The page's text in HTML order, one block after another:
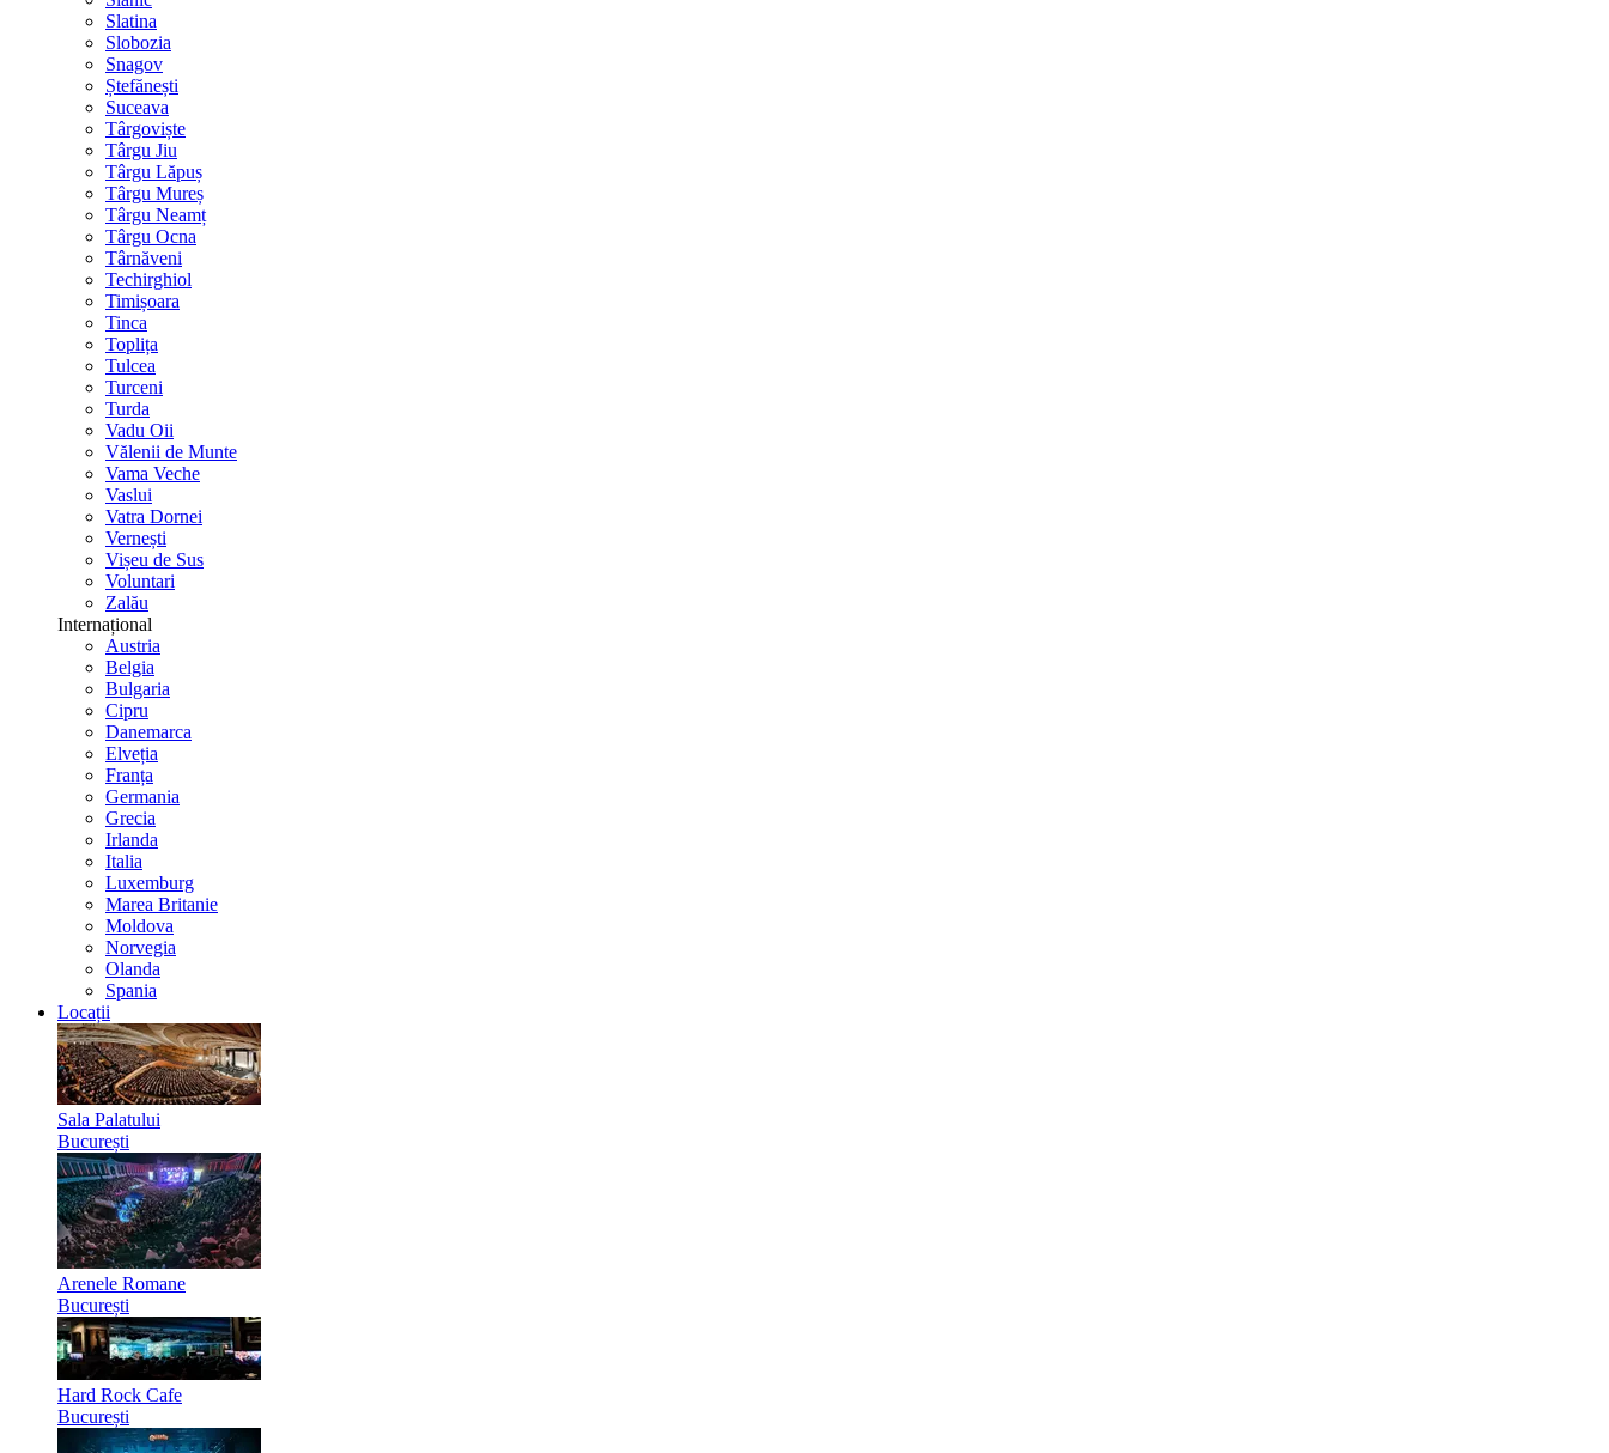
Slatina
Slobozia
Snagov
Ștefănești
Suceava
Târgoviște
Târgu Jiu
Târgu Lăpuș
Târgu Mureș
Târgu Neamț
Târgu Ocna
Târnăveni
Techirghiol
Timișoara
Tinca
Toplița
Tulcea
Turceni
Turda
Vadu Oii
Vălenii de Munte
Vama Veche
Vaslui
Vatra Dornei
Vernești
Vișeu de Sus
Voluntari
Zalău
Internațional
Austria
Belgia
Bulgaria
Cipru
Danemarca
Elveția
Franța
Germania
Grecia
Irlanda
Italia
Luxemburg
Marea Britanie
Moldova
Norvegia
Olanda
Spania
Locații
Sala Palatului
București
Arenele Romane
București
Hard Rock Cafe
București